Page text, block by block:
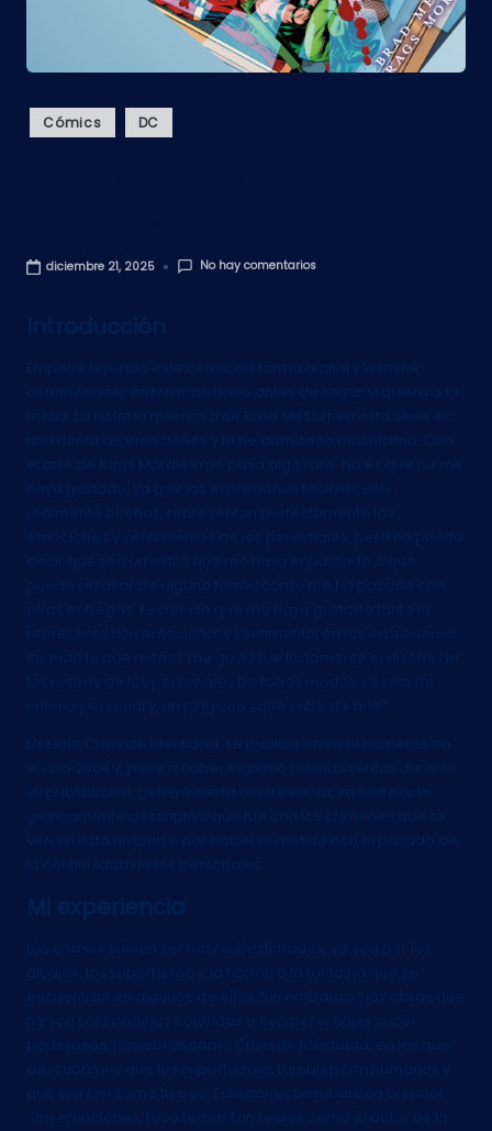
Publicado
en
Cómics DC
diciembre 21, 2025 No hay comentarios
Introducción
Empecé leyendo este cómic de forma digital y terminé
comprándolo en formato físico antes de llegar si quiera a la
mitad. La historia que nos trae Brad Meltzer en esta serie es
una ruleta de emociones y la he disfrutado muchísimo. Con
el arte de Rags Morales me pasa algo raro. No es que no me
haya gustado, ya que las expresiones faciales son
realmente buenas, representan perfectamente las
emociones y sentimientos de los personajes, pero no puedo
decir que sea un estilo que me haya impactado o que
pueda resaltar de alguna forma como me ha pasado con
otras entregas. Es curioso que me haya gustado tanto la
representación emocional y sentimental en las expresiones,
cuando lo que menos me gustó fue justamente el diseño de
los rostros de los personajes.De todos modos es solo mi
criterio personal y, un pingüino ¿qué sabe de arte?
La serie Crisis de identidad, se publicó en siete números en
el año 2004 y, pese a haber logrado buenas ventas durante
su publicación, generó cierta controversia. Ya sea por lo
gráficamente descriptivo que fue con los crímenes que se
ven en esta historia o por haberse metido con el pasado de
la continuidad de los personajes.
Mi experiencia
Los cómics suelen ser muy subestimados, ya sea por los
dibujos, los superhéroes, la ficción o la fantasía que se
encuentran en algunos de ellos. Sin embargo, hay obras que
no son solo páginas coloridas o con personajes súper
poderosos, hay obras como Crisis de Identidad, en las que
descubrimos que los superhéroes también son humanos y
que sienten como tú o yo. Este cómic bombardea al lector
con emociones, toca temas tan reales como el dolor de la